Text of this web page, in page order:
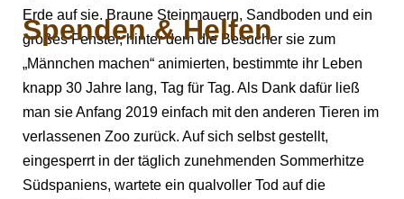
Spenden & Helfen
Erde auf sie. Braune Steinmauern, Sandboden und ein
großes Fenster, hinter dem die Besucher sie zum
„Männchen machen“ animierten, bestimmte ihr Leben
knapp 30 Jahre lang, Tag für Tag. Als Dank dafür ließ
man sie Anfang 2019 einfach mit den anderen Tieren im
verlassenen Zoo zurück. Auf sich selbst gestellt,
eingesperrt in der täglich zunehmenden Sommerhitze
Südspaniens, wartete ein qualvoller Tod auf die